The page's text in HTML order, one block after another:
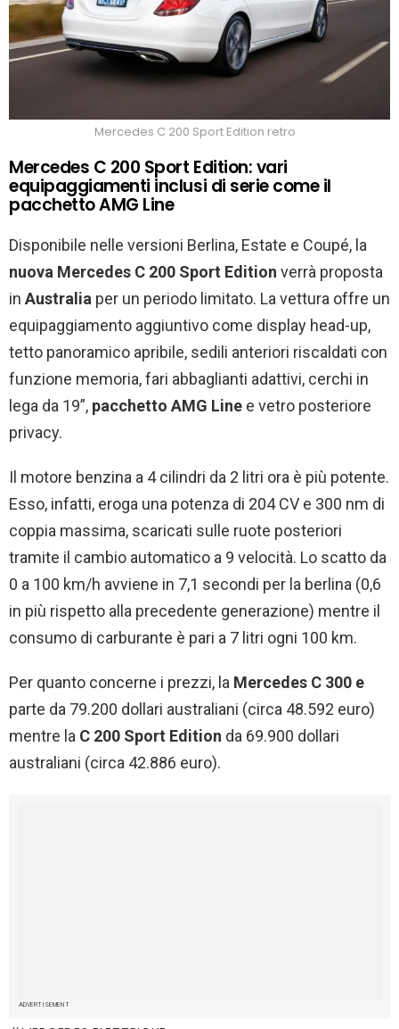
Mercedes C 200 Sport Edition retro
Mercedes C 200 Sport Edition: vari
equipaggiamenti inclusi di serie come il
pacchetto AMG Line
Disponibile nelle versioni Berlina, Estate e Coupé, la
nuova Mercedes C 200 Sport Edition verrà proposta
in Australia per un periodo limitato. La vettura offre un
equipaggiamento aggiuntivo come display head-up,
tetto panoramico apribile, sedili anteriori riscaldati con
funzione memoria, fari abbaglianti adattivi, cerchi in
lega da 19”, pacchetto AMG Line e vetro posteriore
privacy.
Il motore benzina a 4 cilindri da 2 litri ora è più potente.
Esso, infatti, eroga una potenza di 204 CV e 300 nm di
coppia massima, scaricati sulle ruote posteriori
tramite il cambio automatico a 9 velocità. Lo scatto da
0 a 100 km/h avviene in 7,1 secondi per la berlina (0,6
in più rispetto alla precedente generazione) mentre il
consumo di carburante è pari a 7 litri ogni 100 km.
Per quanto concerne i prezzi, la Mercedes C 300 e
parte da 79.200 dollari australiani (circa 48.592 euro)
mentre la C 200 Sport Edition da 69.900 dollari
australiani (circa 42.886 euro).
ADVERTISEMENT